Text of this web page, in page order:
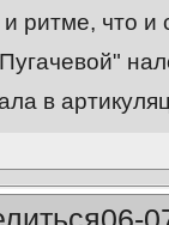
ритме, что и
в